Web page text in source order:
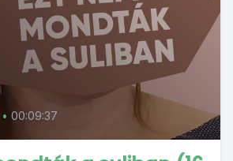
• 00:09:37